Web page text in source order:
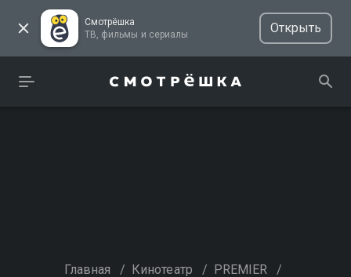
Смотрёшка
ТВ, фильмы и сериалы
Открыть
Главная / Кинотеатр / PREMIER /